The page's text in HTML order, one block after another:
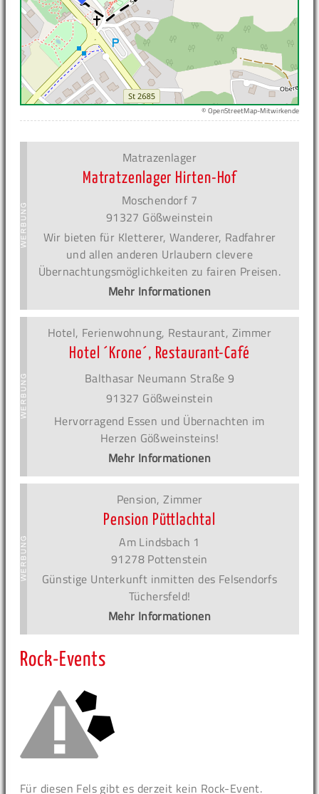
© OpenStreetMap-Mitwirkende
Matrazenlager
Matratzenlager Hirten-Hof
Moschendorf 7
91327 Gößweinstein
Wir bieten für Kletterer, Wanderer, Radfahrer
und allen anderen Urlaubern clevere
Übernachtungsmöglichkeiten zu fairen Preisen.
Mehr Informationen
Hotel, Ferienwohnung, Restaurant, Zimmer
Hotel ´Krone´, Restaurant-Café
Balthasar Neumann Straße 9
91327 Gößweinstein
Hervorragend Essen und Übernachten im
Herzen Gößweinsteins!
Mehr Informationen
Pension, Zimmer
Pension Püttlachtal
Am Lindsbach 1
91278 Pottenstein
Günstige Unterkunft inmitten des Felsendorfs
Tüchersfeld!
Mehr Informationen
Rock-Events
Für diesen Fels gibt es derzeit kein Rock-Event.